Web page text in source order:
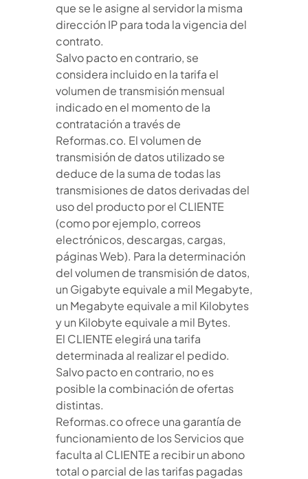
que se le asigne al servidor la misma
dirección IP para toda la vigencia del
contrato.
Salvo pacto en contrario, se
considera incluido en la tarifa el
volumen de transmisión mensual
indicado en el momento de la
contratación a través de
Reformas.co. El volumen de
transmisión de datos utilizado se
deduce de la suma de todas las
transmisiones de datos derivadas del
uso del producto por el CLIENTE
(como por ejemplo, correos
electrónicos, descargas, cargas,
páginas Web). Para la determinación
del volumen de transmisión de datos,
un Gigabyte equivale a mil Megabyte,
un Megabyte equivale a mil Kilobytes
y un Kilobyte equivale a mil Bytes.
El CLIENTE elegirá una tarifa
determinada al realizar el pedido.
Salvo pacto en contrario, no es
posible la combinación de ofertas
distintas.
Reformas.co ofrece una garantía de
funcionamiento de los Servicios que
faculta al CLIENTE a recibir un abono
total o parcial de las tarifas pagadas